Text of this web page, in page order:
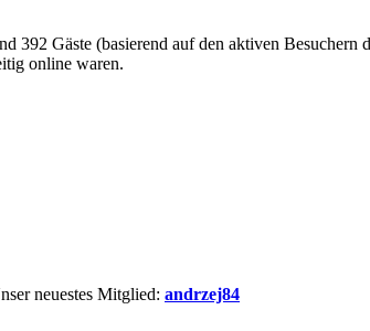
392 Gäste (basierend auf den aktiven Besuchern
online waren.
neuestes Mitglied: andrzej84